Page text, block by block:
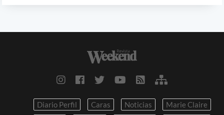
Diario Perfil Caras Noticias
Marie Claire